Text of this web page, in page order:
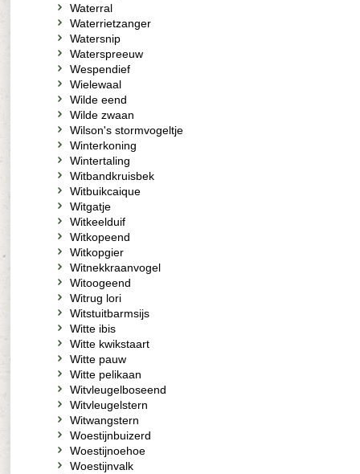
Waterral
Waterrietzanger
Watersnip
Waterspreeuw
Wespendief
Wielewaal
Wilde eend
Wilde zwaan
Wilson's stormvogeltje
Winterkoning
Wintertaling
Witbandkruisbek
Witbuikcaique
Witgatje
Witkeelduif
Witkopeend
Witkopgier
Witnekkraanvogel
Witoogeend
Witrug lori
Witstuitbarmsijs
Witte ibis
Witte kwikstaart
Witte pauw
Witte pelikaan
Witvleugelboseend
Witvleugelstern
Witwangstern
Woestijnbuizerd
Woestijnoehoe
Woestijnvalk